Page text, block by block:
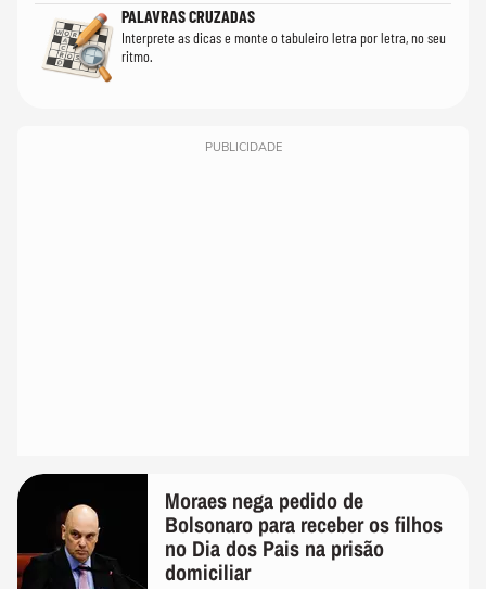
PALAVRAS CRUZADAS
Interprete as dicas e monte o tabuleiro letra por letra, no seu
ritmo.
PUBLICIDADE
Moraes nega pedido de
Bolsonaro para receber os filhos
no Dia dos Pais na prisão
domiciliar